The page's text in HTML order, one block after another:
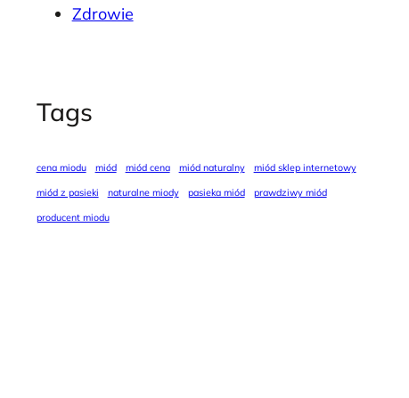
Zdrowie
Tags
cena miodu miód miód cena miód naturalny
miód sklep internetowy
miód z pasieki
naturalne miody pasieka miód
prawdziwy miód
producent miodu